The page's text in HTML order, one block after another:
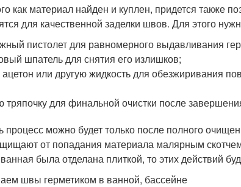
как материал найден и куплен, придется также
для качественной заделки швов. Для этого
пистолет для равномерного выдавливания
шпатель для снятия его излишков;
ацетон или другую жидкость для обезжиривания
тряпочку для финальной очистки после
процесс можно будет только после полного
от попадания материала малярным
ванная была отделана плиткой, то этих действий
швы герметиком в ванной, бассейне